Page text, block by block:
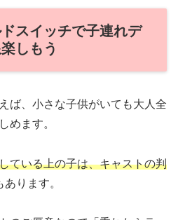
スイッチで子連れデ
しもう
ば、小さな子供がいても大人全
めます。
ている上の子は、キャストの判
あります。